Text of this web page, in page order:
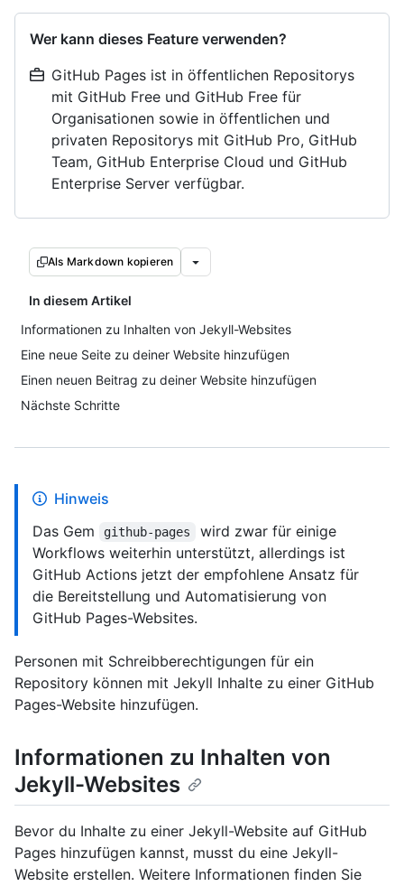
Wer kann dieses Feature verwenden?
GitHub Pages ist in öffentlichen Repositorys
mit GitHub Free und GitHub Free für
Organisationen sowie in öffentlichen und
privaten Repositorys mit GitHub Pro, GitHub
Team, GitHub Enterprise Cloud und GitHub
Enterprise Server verfügbar.
Als Markdown kopieren
In diesem Artikel
Informationen zu Inhalten von Jekyll-Websites
Eine neue Seite zu deiner Website hinzufügen
Einen neuen Beitrag zu deiner Website hinzufügen
Nächste Schritte
Hinweis
Das Gem
github-pages
wird zwar für einige
Workflows weiterhin unterstützt, allerdings ist
GitHub Actions jetzt der empfohlene Ansatz für
die Bereitstellung und Automatisierung von
GitHub Pages-Websites.
Personen mit Schreibberechtigungen für ein
Repository können mit Jekyll Inhalte zu einer GitHub
Pages-Website hinzufügen.
Informationen zu Inhalten von
Jekyll-Websites
Bevor du Inhalte zu einer Jekyll-Website auf GitHub
Pages hinzufügen kannst, musst du eine Jekyll-
Website erstellen. Weitere Informationen finden Sie